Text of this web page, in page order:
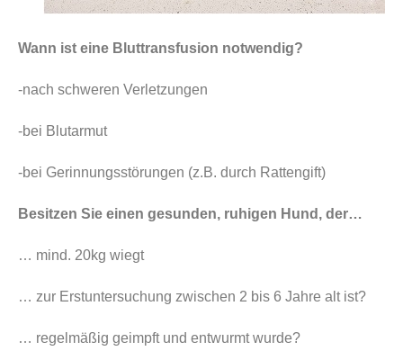
Wann ist eine Bluttransfusion notwendig?
-nach schweren Verletzungen
-bei Blutarmut
-bei Gerinnungsstörungen (z.B. durch Rattengift)
Besitzen Sie einen gesunden, ruhigen Hund, der…
… mind. 20kg wiegt
… zur Erstuntersuchung zwischen 2 bis 6 Jahre alt ist?
… regelmäßig geimpft und entwurmt wurde?